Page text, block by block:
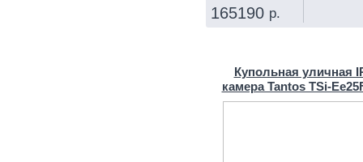
165190 р.
Купольная уличная
камера Tantos TSi-